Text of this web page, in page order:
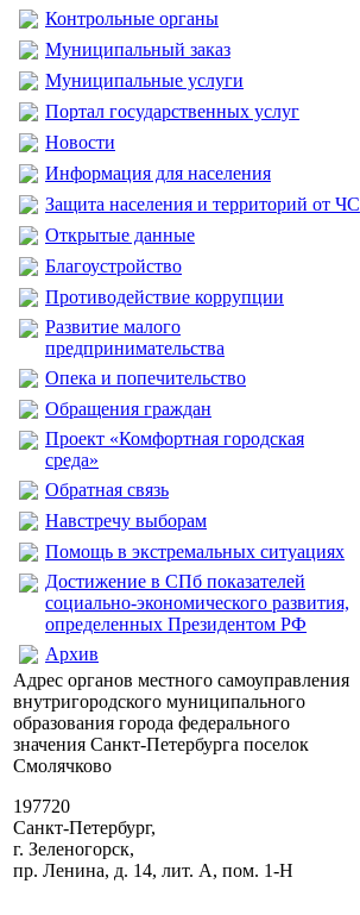
Контрольные органы
Муниципальный заказ
Муниципальные услуги
Портал государственных услуг
Новости
Информация для населения
Защита населения и территорий от ЧС
Открытые данные
Благоустройство
Противодействие коррупции
Развитие малого
предпринимательства
Опека и попечительство
Обращения граждан
Проект «Комфортная городская
среда»
Обратная связь
Навстречу выборам
Помощь в экстремальных ситуациях
Достижение в СПб показателей
социально-экономического развития,
определенных Президентом РФ
Архив
Адрес органов местного самоуправления
внутригородского муниципального
образования города федерального
значения Санкт-Петербурга поселок
Смолячково
197720
Санкт-Петербург,
г. Зеленогорск,
пр. Ленина, д. 14, лит. А, пом. 1-Н